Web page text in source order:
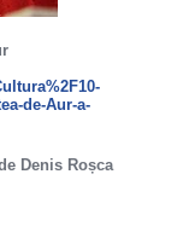
de-Aur-a-
Denis Roșca